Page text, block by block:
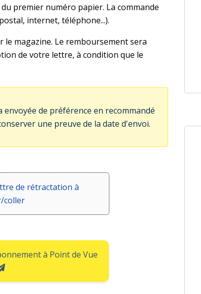
premier numéro papier. La commande
internet, téléphone...).
le magazine. Le remboursement sera
de votre lettre, à condition que le
de préférence en recommandé
une preuve de la date d'envoi.
de rétractation à
coller
à Point de Vue